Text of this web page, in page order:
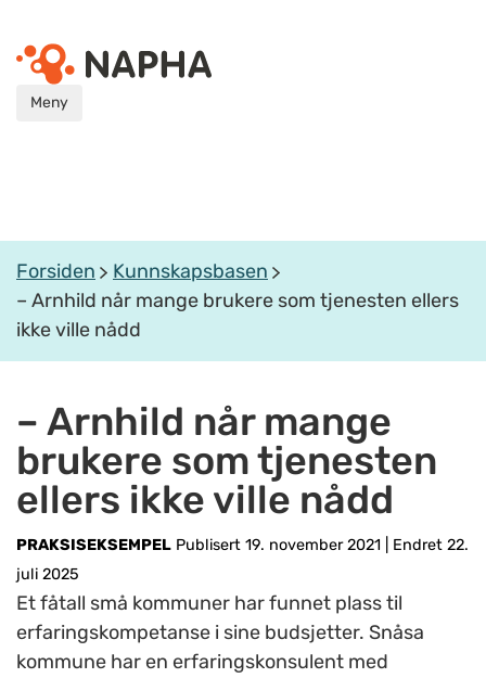
Meny
Forsiden
Kunnskapsbasen
– Arnhild når mange brukere som tjenesten ellers
ikke ville nådd
– Arnhild når mange
brukere som tjenesten
ellers ikke ville nådd
PRAKSISEKSEMPEL Publisert 19. november 2021
Endret 22.
juli 2025
Et fåtall små kommuner har funnet plass til
erfaringskompetanse i sine budsjetter. Snåsa
kommune har en erfaringskonsulent med